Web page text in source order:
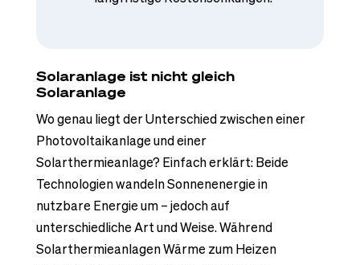
Solaranlage ist nicht gleich
Solaranlage
Wo genau liegt der Unterschied zwischen einer
Photovoltaikanlage und einer
Solarthermieanlage? Einfach erklärt: Beide
Technologien wandeln Sonnenenergie in
nutzbare Energie um – jedoch auf
unterschiedliche Art und Weise. Während
Solarthermieanlagen Wärme zum Heizen